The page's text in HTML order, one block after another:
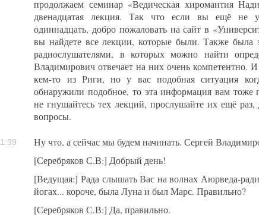
продолжаем семинар «Ведическая хиромантия
двенадцатая лекция. Так что если вы ещё не
одиннадцать, добро пожаловать на сайт в
вы найдете все лекции, которые были. Также была
радиослушателями, в которых можно найти
Владимирович отвечает на них очень компетентно.
кем-то из Риги, но у вас подобная ситуация
обнаружили подобное, то эта информация вам тоже
не гнушайтесь тех лекций, прослушайте их ещё
вопросы.
Ну что, а сейчас мы будем начинать. Сергей
[Серебряков С.В:] Добрый день!
[Ведущая:] Рада слышать Вас на волнах Аюрведа-
йогах... короче, была Луна и был Марс. Правильно?
[Серебряков С.В:] Да, правильно.